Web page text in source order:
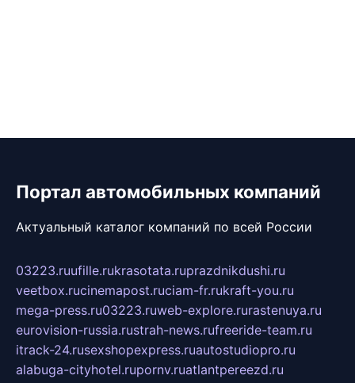
Портал автомобильных компаний
Актуальный каталог компаний по всей России
03223.ruufille.rukrasotata.ruprazdnikdushi.ru
veetbox.rucinemapost.ruciam-fr.rukraft-you.ru
mega-press.ru03223.ruweb-explore.rurastenuya.ru
eurovision-russia.rustrah-news.rufreeride-team.ru
itrack-24.rusexshopexpress.ruautostudiopro.ru
alabuga-cityhotel.rupornv.ruatlantpereezd.ru